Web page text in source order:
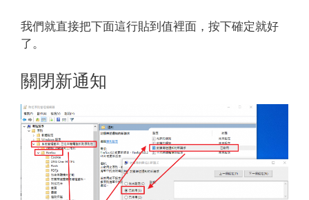
我們就直接把下面這行貼到值裡面，按下確定就好
了。
關閉新通知